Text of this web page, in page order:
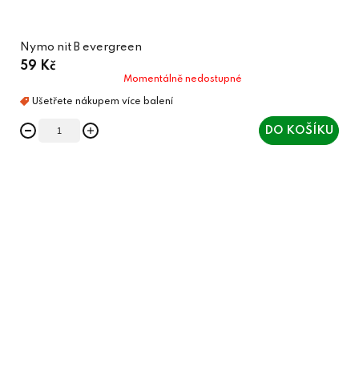
Nymo nit B evergreen
59 Kč
Momentálně nedostupné
DO KOŠÍKU